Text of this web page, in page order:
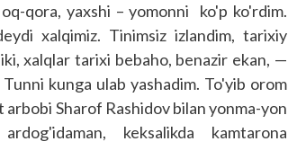
qora, yaxshi – yomonni ko'p ko'rdim.
xalqimiz. Tinimsiz izlandim, tarixiy
xalqlar tarixi bebaho, benazir ekan, —
kunga ulab yashadim. To'yib orom
Sharof Rashidov bilan yonma-yon
keksalikda kamtarona